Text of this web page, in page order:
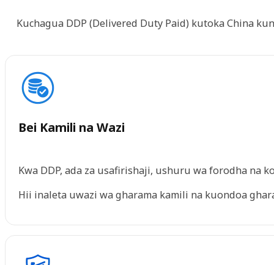
Kuchagua DDP (Delivered Duty Paid) kutoka China
Bei Kamili na Wazi
Kwa DDP, ada za usafirishaji, ushuru wa forodha na
Hii inaleta uwazi wa gharama kamili na kuondoa